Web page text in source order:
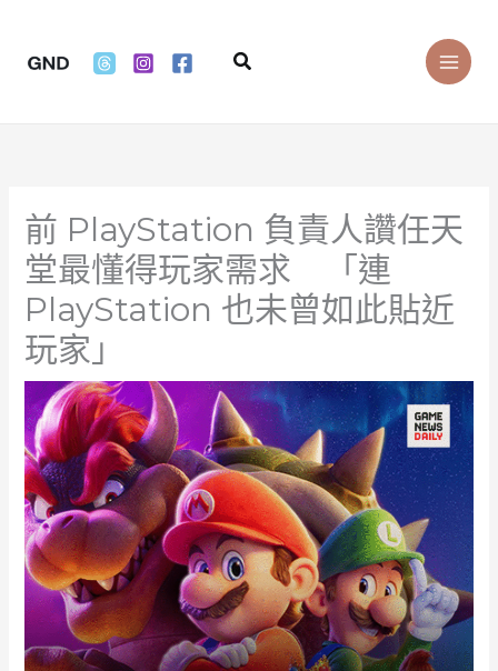
content
Search
前 PlayStation 負責人讚任天
堂最懂得玩家需求 「連
PlayStation 也未曾如此貼近
玩家」